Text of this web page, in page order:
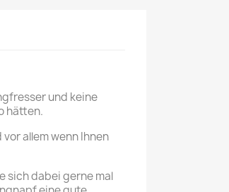
und keine
hätten.
allem wenn Ihnen
sich dabei gerne mal